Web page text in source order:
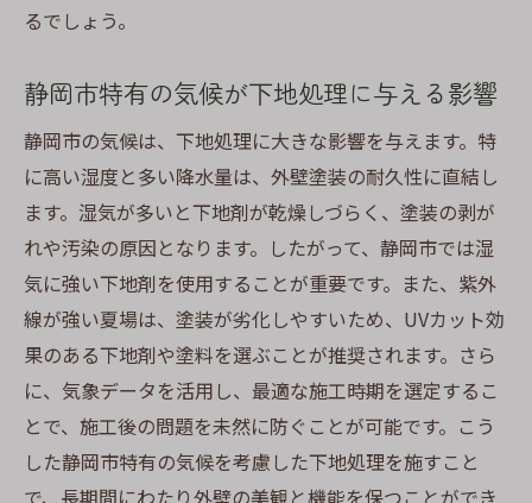
効果的な下地処理の実施方法
外壁塗装の品質を支える下地技術
下地処理がもたらす外壁の機能性向上
高度な下地処理技術を導入する理由
静岡市の外壁塗装における下地準備の効果
外壁塗装が劇的に変わる静岡市における下地処
理の極意
劇的に変わる外壁塗装の秘密
静岡市での下地処理がもたらす変化
下地処理の技術革新がもたらす効果
外壁塗装の新たな可能性を探る
下地処理による外壁の劇的改善
るでしょう。
静岡市特有の気候が下地処理に与える影響
静岡市の気候は、下地処理に大きな影響を与えます。特
に高い湿度と多い降水量は、外壁塗装の耐久性に直結し
ます。湿気が多いと下地剤が乾燥しづらく、塗装の剥が
れや汚染の原因となります。したがって、静岡市では湿
気に強い下地剤を使用することが重要です。また、紫外
線が強い夏場は、塗装が劣化しやすいため、UVカット効
果のある下地剤や塗料を選ぶことが推奨されます。さら
に、気象データを活用し、最適な施工時期を選定するこ
とで、施工後の問題を未然に防ぐことが可能です。こう
した静岡市特有の気候を考慮した下地処理を施すこと
で、長期間にわたり外壁の美観と機能を保つことができ